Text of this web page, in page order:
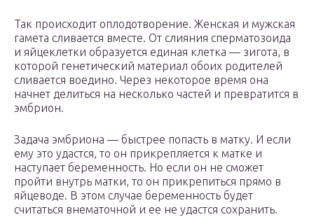
Так происходит оплодотворение. Женская и мужская
гамета сливается вместе. От слияния сперматозоида
и яйцеклетки образуется единая клетка — зигота, в
которой генетический материал обоих родителей
сливается воедино. Через некоторое время она
начнет делиться на несколько частей и превратится в
эмбрион.
Задача эмбриона — быстрее попасть в матку. И если
ему это удастся, то он прикрепляется к матке и
наступает беременность. Но если он не сможет
пройти внутрь матки, то он прикрепиться прямо в
яйцеводе. В этом случае беременность будет
считаться внематочной и ее не удастся сохранить.